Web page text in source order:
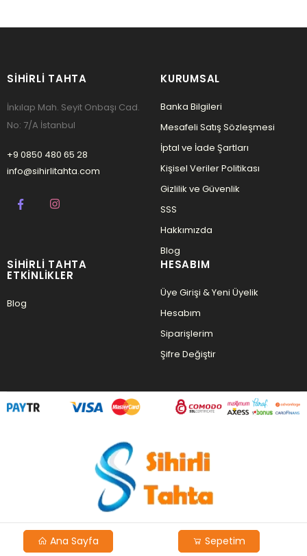
SIHIRLI TAHTA
İnkılap Mah. Seyit Onbaşı Cad.
No: 7/A İstanbul
+9 0850 480 65 28
info@sihirlitahta.com
KURUMSAL
Banka Bilgileri
Mesafeli Satış Sözleşmesi
İptal ve İade Şartları
Kişisel Veriler Politikası
Gizlilik ve Güvenlik
SSS
Hakkımızda
Blog
SIHIRLI TAHTA
ETKINLIKLER
Blog
HESABIM
Üye Girişi & Yeni Üyelik
Hesabım
Siparişlerim
Şifre Değiştir
Copyright © 2026 Agent Yazılım
Ana Sayfa Sepetim